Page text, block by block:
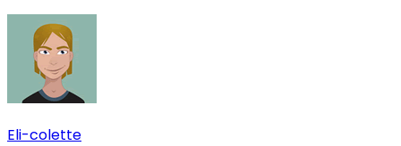
Eli-colette